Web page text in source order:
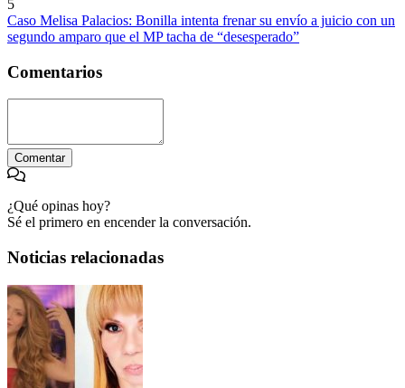
5
Caso Melisa Palacios: Bonilla intenta frenar su envío a juicio con un
segundo amparo que el MP tacha de “desesperado”
Comentarios
Comentar
¿Qué opinas hoy?
Sé el primero en encender la conversación.
Noticias relacionadas